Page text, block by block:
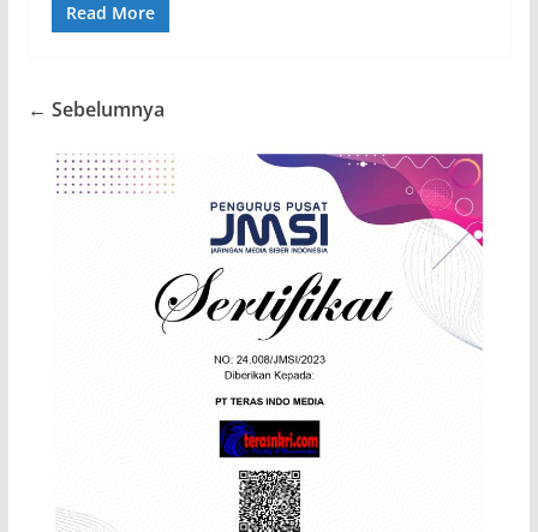
Read More
← Sebelumnya